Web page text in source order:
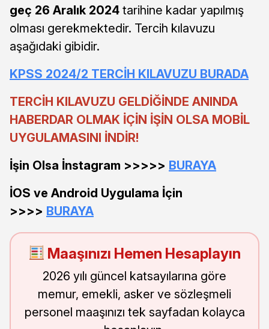
geç 26 Aralık 2024 tarihine kadar yapılmış
olması gerekmektedir. Tercih kılavuzu
aşağıdaki gibidir.
KPSS 2024/2 TERCİH KILAVUZU BURADA
TERCİH KILAVUZU GELDİĞİNDE ANINDA
HABERDAR OLMAK İÇİN İŞİN OLSA MOBİL
UYGULAMASINI İNDİR!
İşin Olsa İnstagram >>>>> BURAYA
İOS ve Android Uygulama İçin
>>>> BURAYA
Maaşınızı Hemen Hesaplayın
2026 yılı güncel katsayılarına göre
memur, emekli, asker ve sözleşmeli
personel maaşınızı tek sayfadan kolayca